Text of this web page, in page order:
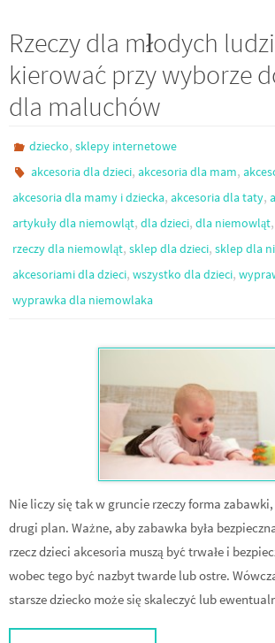
Rzeczy dla młodych
kierować przy wyborze
dla maluchów
dziecko,sklepy internetowe
akcesoria dla dzieci,akcesoria dla mam,
akcesoria dla mamy i dziecka, akcesoria dla taty,
artykuły dla niemowląt, dla dzieci, dla niemowląt,
rzeczy dla niemowląt, sklep dla dzieci, sklep dla
akcesoriami dla dzieci, wszystko dla dzieci,
wyprawka dla niemowlaka
Nie liczy się tak w gruncie rzeczy forma
drugi plan. Ważne, aby zabawka była
rzecz dzieci akcesoria muszą być trwałe i
wobec tego być nazbyt twarde lub ostre.
starsze dziecko może się skaleczyć lub